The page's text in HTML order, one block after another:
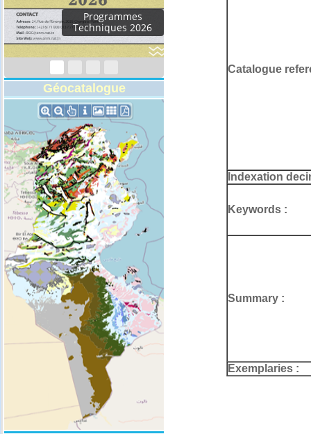
Programmes
Techniques 2026
Géocatalogue
Catalogue
Indexation
Keywords :
Summary :
Exemplaries :